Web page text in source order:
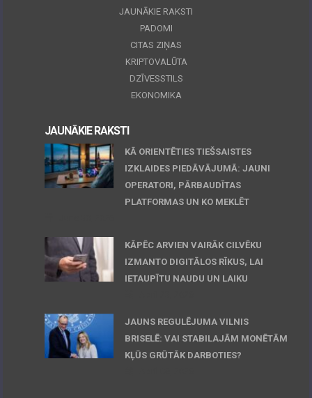
JAUNĀKIE RAKSTI
PADOMI
CITAS ZIŅAS
KRIPTOVALŪTA
DZĪVESSTILS
EKONOMIKA
JAUNĀKIE RAKSTI
KĀ ORIENTĒTIES TIEŠSAISTES
IZKLAIDES PIEDĀVĀJUMĀ: JAUNI
OPERATORI, PĀRBAUDĪTAS
PLATFORMAS UN KO MEKLĒT
KĀPĒC ARVIEN VAIRĀK CILVĒKU
IZMANTO DIGITĀLOS RĪKUS, LAI
IETAUPĪTU NAUDU UN LAIKU
JAUNS REGULĒJUMA VILNIS
BRISELĒ: VAI STABILAJĀM MONĒTĀM
KĻŪS GRŪTĀK DARBOTIES?